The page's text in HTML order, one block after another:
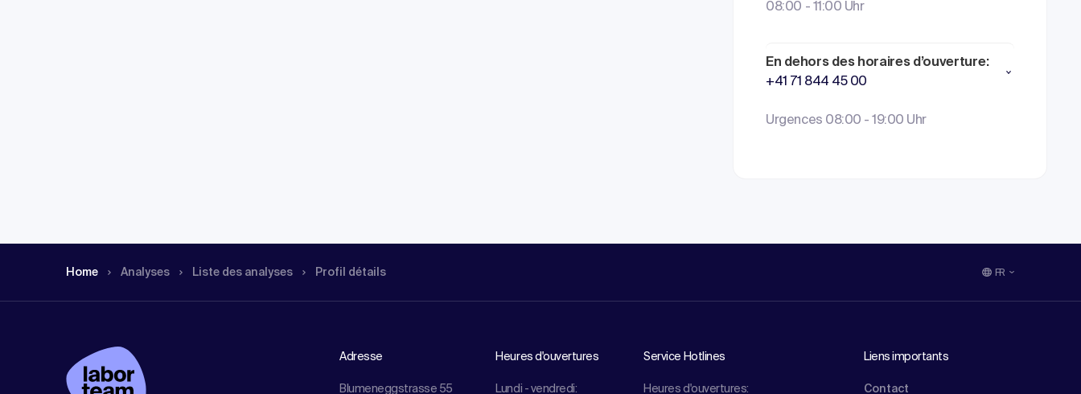
08:00 - 11:00 Uhr
En dehors des horaires d’ouverture:
+41 71 844 45 00
Urgences 08:00 - 19:00 Uhr
Home Analyses Liste des analyses Profil détails FR
Adresse
Blumeneggstrasse 55
Heures d'ouvertures
Lundi - vendredi:
Service Hotlines
Heures d'ouvertures:
Liens importants
Contact